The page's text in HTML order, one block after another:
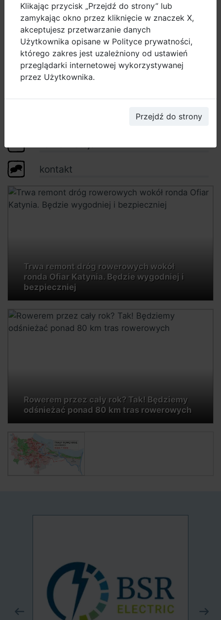
dobre praktyki
pomiary ruchu
kontakt
Trwa remont dróg rowerowych wokół
ronda Ofiar Katynia. Będzie wygodniej i
bezpieczniej
Rowerem przez cały rok? Tak! Będziemy
odśnieżać ponad 80 km tras rowerowych
Klikając przycisk „Przejdź do strony” lub
zamykając okno przez kliknięcie w znaczek X,
akceptujesz przetwarzanie danych
Użytkownika opisane w Polityce prywatności,
którego zakres jest uzależniony od ustawień
przeglądarki internetowej wykorzystywanej
przez Użytkownika.
Przejdź do strony